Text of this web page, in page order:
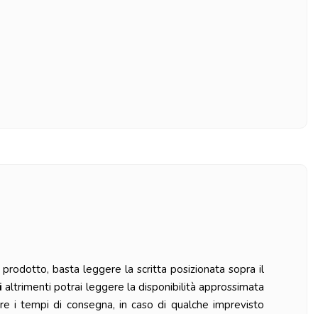
basta leggere la scritta posizionata sopra il
altrimenti potrai leggere la disponibilità approssimata
i tempi di consegna, in caso di qualche imprevisto